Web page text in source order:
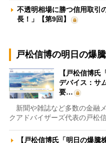
不透明相場に勝つ信用取
長！」【第9回】
戸松信博の明日の爆
【戸松信博氏
デバイス：サ
要…
新聞や雑誌など多数の金融
クアドバイザーズ代表の戸松
【戸松信博氏「明日の爆